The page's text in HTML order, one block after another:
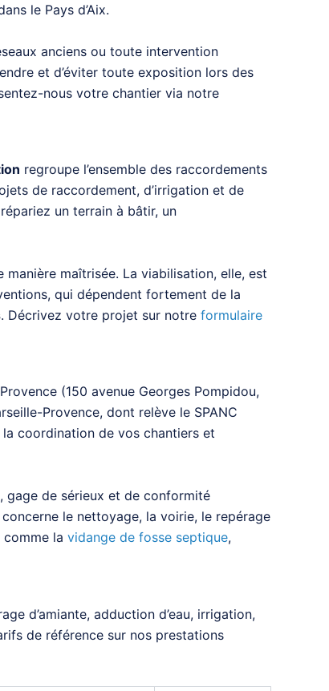
le Pays d’Aix.
anciens ou toute intervention
et d’éviter toute exposition lors des
nous votre chantier via notre
regroupe l’ensemble des raccordements
de raccordement, d’irrigation et de
un terrain à bâtir, un
maîtrisée. La viabilisation, elle, est
qui dépendent fortement de la
. Décrivez votre projet sur notre formulaire
(150 avenue Georges Pompidou,
Provence, dont relève le SPANC
coordination de vos chantiers et
gage de sérieux et de conformité
le nettoyage, la voirie, le repérage
comme la vidange de fosse septique,
d’amiante, adduction d’eau, irrigation,
de référence sur nos prestations